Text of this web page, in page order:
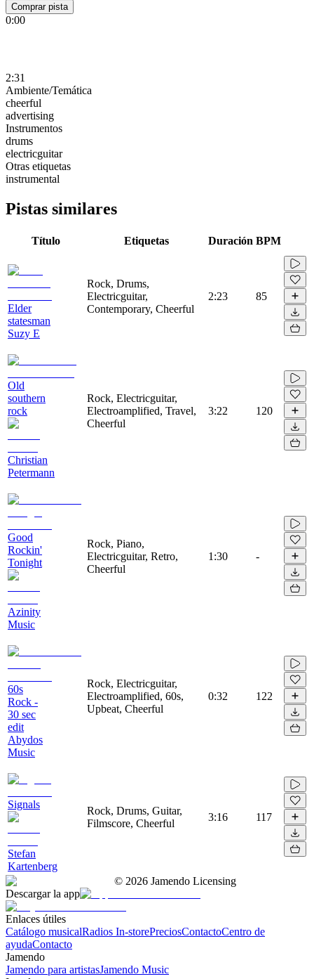
Comprar pista
0:00
2:31
Ambiente/Temática
cheerful
advertising
Instrumentos
drums
electricguitar
Otras etiquetas
instrumental
Pistas similares
Título Etiquetas Duración BPM
Elder
statesman
Suzy E
Rock, Drums,
Electricguitar,
Contemporary, Cheerful
2:23 85
Old
southern
rock
Christian
Petermann
Rock, Electricguitar,
Electroamplified, Travel,
Cheerful
3:22 120
Good
Rockin'
Tonight
Azinity
Music
Rock, Piano,
Electricguitar, Retro,
Cheerful
1:30 -
60s
Rock -
30 sec
edit
Abydos
Music
Rock, Electricguitar,
Electroamplified, 60s,
Upbeat, Cheerful
0:32 122
Signals
Stefan
Kartenberg
Rock, Drums, Guitar,
Filmscore, Cheerful
3:16 117
© 2026 Jamendo Licensing
Descargar la app
Enlaces útiles
Catálogo musicalRadios In-storePreciosContactoCentro de
ayudaContacto
Jamendo
Jamendo para artistasJamendo Music